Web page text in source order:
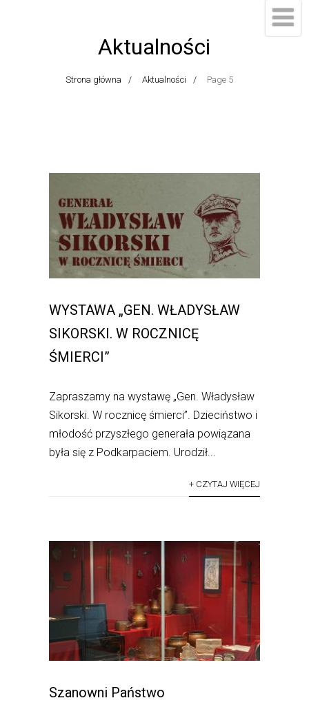
Aktualności
Strona główna Aktualności Page 5
WYSTAWA „GEN. WŁADYSŁAW
SIKORSKI. W ROCZNICĘ
ŚMIERCI”
Zapraszamy na wystawę „Gen. Władysław
Sikorski. W rocznicę śmierci”. Dzieciństwo i
młodość przyszłego generała powiązana
była się z Podkarpaciem. Urodził...
+ CZYTAJ WIĘCEJ
Szanowni Państwo